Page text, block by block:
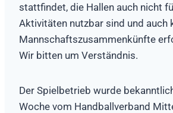
stattfindet, die Hallen auch nicht
Aktivitäten nutzbar sind und auch
Mannschaftszusammenkünfte
Wir bitten um Verständnis.
Der Spielbetrieb wurde
Woche vom Handballverband